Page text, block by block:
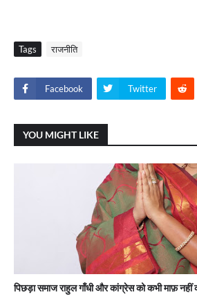
Tags राजनीति
Facebook Twitter
YOU MIGHT LIKE
पिछड़ा समाज राहुल गाँधी और कांग्रेस को कभी माफ़ नहीं